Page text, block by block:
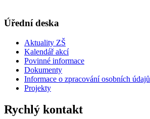
Úřední deska
Aktuality ZŠ
Kalendář akcí
Povinné informace
Dokumenty
Informace o zpracování osobních údajů
Projekty
Rychlý kontakt